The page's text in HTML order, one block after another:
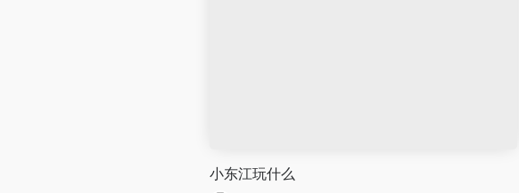
小东江玩什么